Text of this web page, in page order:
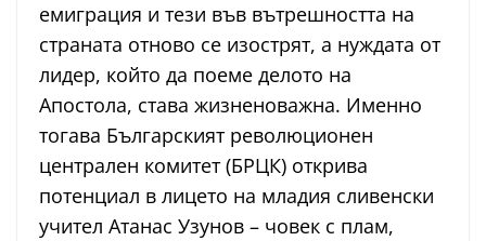
емиграция и тези във вътрешността на
страната отново се изострят, а нуждата от
лидер, който да поеме делото на
Апостола, става жизненоважна. Именно
тогава Българският революционен
централен комитет (БРЦК) открива
потенциал в лицето на младия сливенски
учител Атанас Узунов – човек с плам,